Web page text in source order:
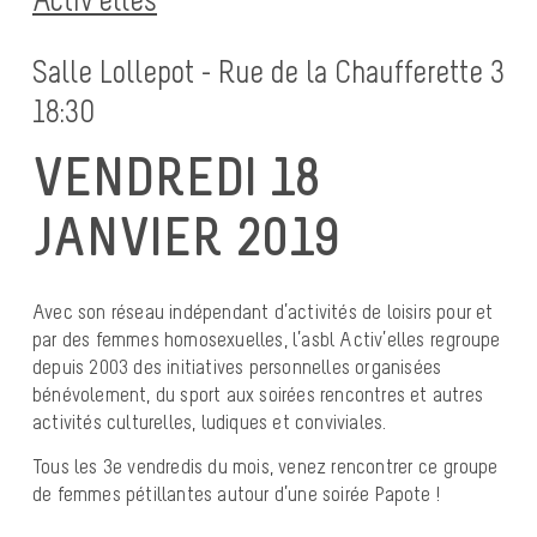
Salle Lollepot - Rue de la Chaufferette 3
18:30
VENDREDI 18
JANVIER 2019
Avec son réseau indépendant d’activités de loisirs pour et
par des femmes homosexuelles, l’asbl Activ’elles regroupe
depuis 2003 des initiatives personnelles organisées
bénévolement, du sport aux soirées rencontres et autres
activités culturelles, ludiques et conviviales.
Tous les 3e vendredis du mois, venez rencontrer ce groupe
de femmes pétillantes autour d’une soirée Papote !